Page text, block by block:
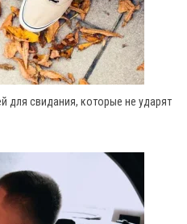
для свидания, которые не ударят